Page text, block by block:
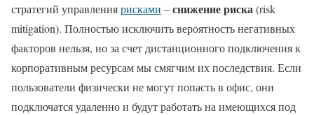
стратегий управлениярисками –снижение риска(risk
mitigation). Полностью исключить вероятность негативных
факторов нельзя, но за счет дистанционного подключения к
корпоративным ресурсам мы смягчим их последствия. Если
пользователи физически не могут попасть в офис, они
подключатся удаленно и будут работать на имеющихся под